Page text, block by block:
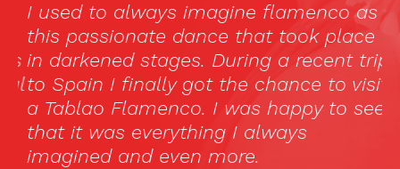
I used to always imagine flamenco as
this passionate dance that took place
in darkened stages. During a recent trip
to Spain I finally got the chance to visit
a Tablao Flamenco. I was happy to see
that it was everything I always
imagined and even more.